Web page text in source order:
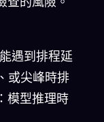
遇到排程延
或尖峰時排
模型推理時